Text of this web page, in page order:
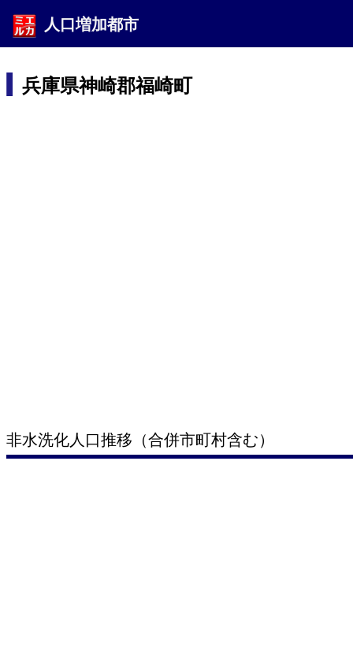
人口増加都市
兵庫県神崎郡福崎町
非水洗化人口推移（合併市町村含む）